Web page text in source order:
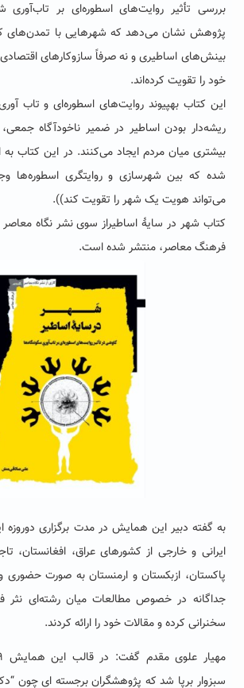
بررسی تأثیر روایت‌های اسطوره‌ای بر تاب‌آوری
پژوهش نشان می‌دهد که شهرهایی با تمدن‌های
بینش‌های اساطیری و نه صرفاً سازوکارهای اقتصادی
خود را تقویت کرده‌اند.
این کتاب بهپیوند روایت‌های اسطوره‌ای و تاب
ریشه‌دار بودن اساطیر در ضمیر ناخودآگاه
بیشتری میان مردم ایجاد می‌کنند. در این کتاب به
شده که بین شهرسازی و روایتگری اسطوره‌ها
می‌تواند هویت یک شهر را تقویت کند)).
کتاب ‌شهر در سایهٔ اساطیراز سوی نشر نگاه
فرهنگ معاصر، منتشر شده است.
ایرانی و خارجی از کشورهای عراق، افغانستان،
جداگانه در خصوص مطالعات میان رشته‌ای نثر
سخنرانی کرده و مقالات خود را ارائه کردند.
سبزوار برپا شد که پژوهشگران برجسته ای چون